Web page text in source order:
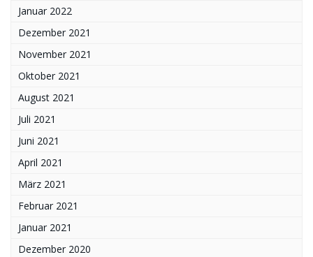
Januar 2022
Dezember 2021
November 2021
Oktober 2021
August 2021
Juli 2021
Juni 2021
April 2021
März 2021
Februar 2021
Januar 2021
Dezember 2020